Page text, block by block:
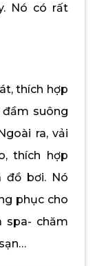
Nó có rất
thích hợp
suông
ra, vải
thích hợp
đồ bơi. Nó
phục cho
spa- chăm